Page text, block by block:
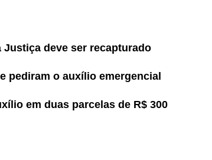
deve ser recapturado
pediram o auxílio emergencial
em duas parcelas de R$ 300